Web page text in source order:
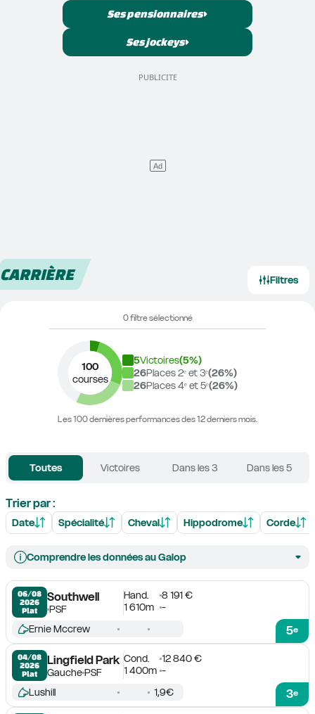
Ses pensionnaires
Ses jockeys
CARRIÈRE Filtres
0 filtre sélectionné
100
courses
5Victoires(5%)
26Places 2ᵉ et 3ᵉ(26%)
26Places 4ᵉ et 5ᵉ(26%)
Les 100 dernières performances des 12 derniers mois.
Toutes Victoires Dans les 3 Dans les 5
Trier par :
Date Spécialité Cheval Hippodrome Corde
Comprendre les données au Galop
06/08
2026
Plat
Southwell
PSF
Hand.
8 191 €
1 610m
-
5e
Ernie Mccrew
04/08
2026
Plat
Lingfield Park
GauchePSF
Cond.
12 840 €
1 400m -
3e
Lushill 1,9€